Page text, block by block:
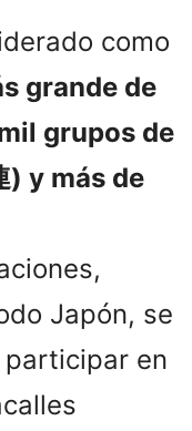
como
grande de
grupos de
) y más de
Japón, se
en